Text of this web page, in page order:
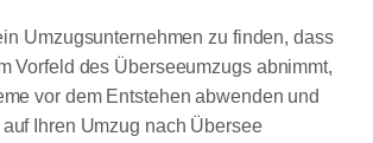
Umzugsunternehmen zu finden, dass
Vorfeld des Überseeumzugs abnimmt,
vor dem Entstehen abwenden und
Ihren Umzug nach Übersee